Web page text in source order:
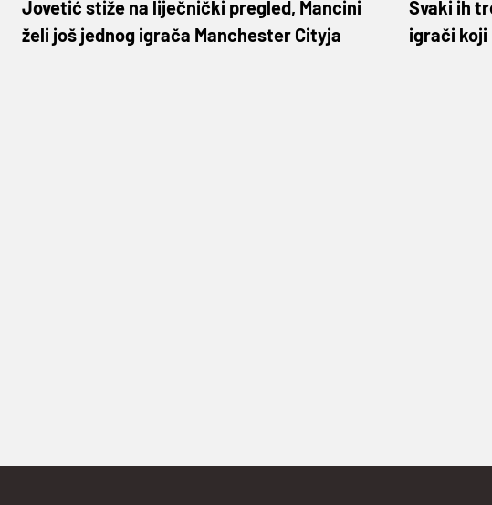
Jovetić stiže na liječnički pregled, Mancini
želi još jednog igrača Manchester Cityja
Svaki ih
igrači koji